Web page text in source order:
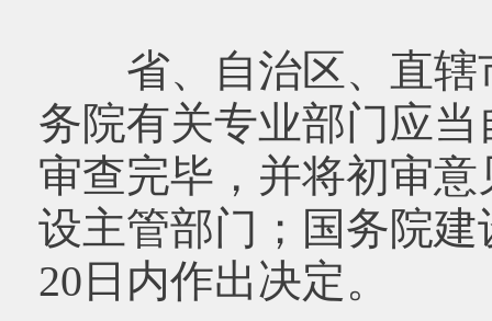
省、自治区、直辖
务院有关专业部门应
审查完毕，并将初审
设主管部门；国务院
20日内作出决定。